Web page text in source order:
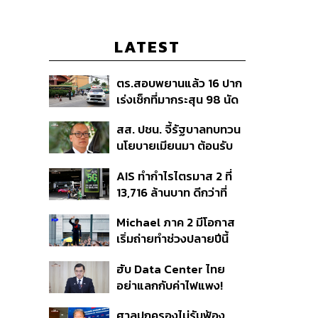
LATEST
ตร.สอบพยานแล้ว 16 ปาก
เร่งเช็กที่มากระสุน 98 นัด
ปากคำ
สส. ปชน. จี้รัฐบาลทบทวน
นโยบายเมียนมา ต้อนรับ
สัญญาว่างเปล่า
AIS ทำกำไรไตรมาส 2 ที่
13,716 ล้านบาท ดีกว่าที่
เท่าเดิม เน็ตบ้านโตแรงสุด
7.9%
Michael ภาค 2 มีโอกาส
เริ่มถ่ายทำช่วงปลายปีนี้
ฮับ Data Center ไทย
อย่าแลกกับค่าไฟแพง!